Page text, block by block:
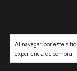
Al navegar por este sitio
experiencia de compra.